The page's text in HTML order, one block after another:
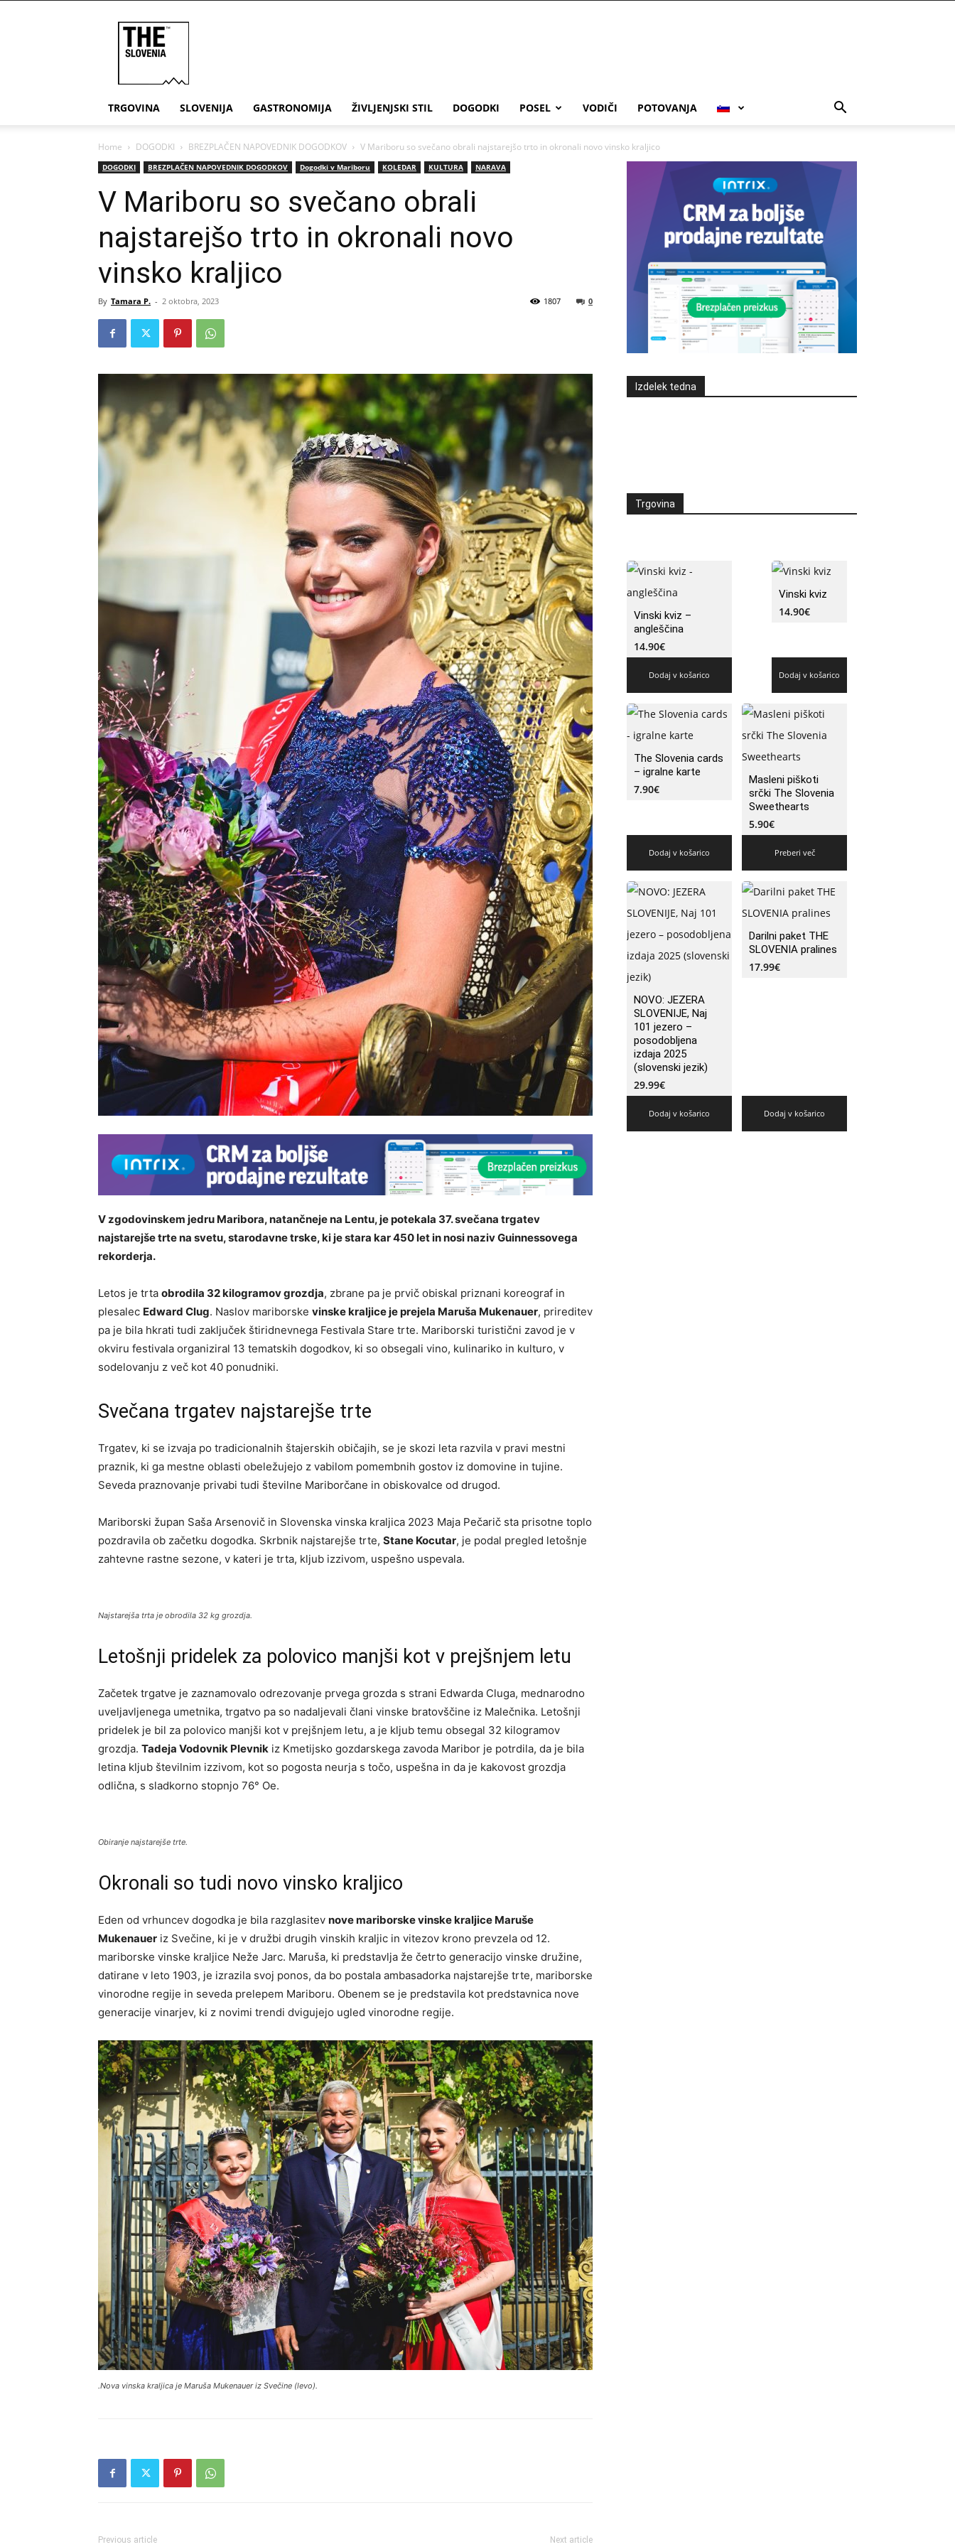
TRGOVINA SLOVENIJA GASTRONOMIJA ŽIVLJENJSKI STIL DOGODKI POSEL VODIČI POTOVANJA
Home DOGODKI BREZPLAČEN NAPOVEDNIK DOGODKOV V Mariboru so svečano obrali najstarejšo trto in okronali novo vinsko kraljico
DOGODKI BREZPLAČEN NAPOVEDNIK DOGODKOV Dogodki v Mariboru KOLEDAR KULTURA NARAVA
V Mariboru so svečano obrali
najstarejšo trto in okronali novo
vinsko kraljico
By Tamara P. - 2 oktobra, 2023 0
1807
V zgodovinskem jedru Maribora, natančneje na Lentu, je potekala 37. svečana trgatev
najstarejše trte na svetu, starodavne trske, ki je stara kar 450 let in nosi naziv Guinnessovega
rekorderja.
Letos je trta obrodila 32 kilogramov grozdja, zbrane pa je prvič obiskal priznani koreograf in
plesalec Edward Clug. Naslov mariborske vinske kraljice je prejela Maruša Mukenauer, prireditev
pa je bila hkrati tudi zaključek štiridnevnega Festivala Stare trte. Mariborski turistični zavod je v
okviru festivala organiziral 13 tematskih dogodkov, ki so obsegali vino, kulinariko in kulturo, v
sodelovanju z več kot 40 ponudniki.
Svečana trgatev najstarejše trte
Trgatev, ki se izvaja po tradicionalnih štajerskih običajih, se je skozi leta razvila v pravi mestni
praznik, ki ga mestne oblasti obeležujejo z vabilom pomembnih gostov iz domovine in tujine.
Seveda praznovanje privabi tudi številne Mariborčane in obiskovalce od drugod.
Mariborski župan Saša Arsenovič in Slovenska vinska kraljica 2023 Maja Pečarič sta prisotne toplo
pozdravila ob začetku dogodka. Skrbnik najstarejše trte, Stane Kocutar, je podal pregled letošnje
zahtevne rastne sezone, v kateri je trta, kljub izzivom, uspešno uspevala.
Najstarejša trta je obrodila 32 kg grozdja.
Letošnji pridelek za polovico manjši kot v prejšnjem letu
Začetek trgatve je zaznamovalo odrezovanje prvega grozda s strani Edwarda Cluga, mednarodno
uveljavljenega umetnika, trgatvo pa so nadaljevali člani vinske bratovščine iz Malečnika. Letošnji
pridelek je bil za polovico manjši kot v prejšnjem letu, a je kljub temu obsegal 32 kilogramov
grozdja. Tadeja Vodovnik Plevnik iz Kmetijsko gozdarskega zavoda Maribor je potrdila, da je bila
letina kljub številnim izzivom, kot so pogosta neurja s točo, uspešna in da je kakovost grozdja
odlična, s sladkorno stopnjo 76° Oe.
Obiranje najstarejše trte.
Okronali so tudi novo vinsko kraljico
Eden od vrhuncev dogodka je bila razglasitev nove mariborske vinske kraljice Maruše
Mukenauer iz Svečine, ki je v družbi drugih vinskih kraljic in vitezov krono prevzela od 12.
mariborske vinske kraljice Neže Jarc. Maruša, ki predstavlja že četrto generacijo vinske družine,
datirane v leto 1903, je izrazila svoj ponos, da bo postala ambasadorka najstarejše trte, mariborske
vinorodne regije in seveda prelepem Mariboru. Obenem se je predstavila kot predstavnica nove
generacije vinarjev, ki z novimi trendi dvigujejo ugled vinorodne regije.
.Nova vinska kraljica je Maruša Mukenauer iz Svečine (levo).
Previous article Next article
Izdelek tedna
Trgovina
Vinski kviz –
angleščina
14.90€
Dodaj v košarico
Vinski kviz
14.90€
Dodaj v košarico
The Slovenia cards
– igralne karte
7.90€
Dodaj v košarico
Masleni piškoti
srčki The Slovenia
Sweethearts
5.90€
Preberi več
NOVO: JEZERA
SLOVENIJE, Naj
101 jezero –
posodobljena
izdaja 2025
(slovenski jezik)
29.99€
Dodaj v košarico
Darilni paket THE
SLOVENIA pralines
17.99€
Dodaj v košarico